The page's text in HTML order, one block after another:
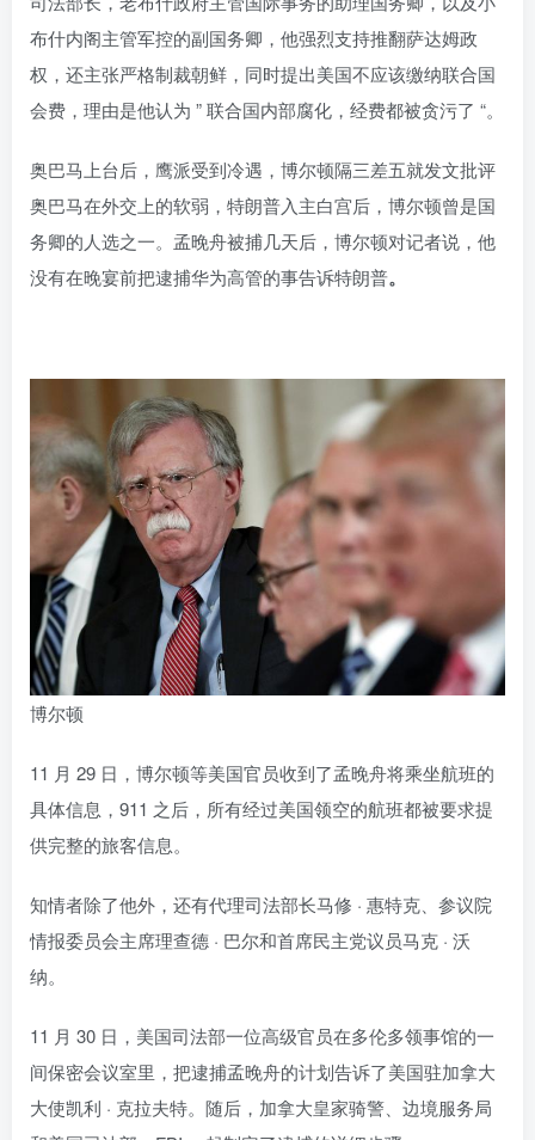
布什内阁主管军控的副国务卿，他强烈支持推翻萨达姆政
权，还主张严格制裁朝鲜，同时提出美国不应该缴纳联合国
会费，理由是他认为 ” 联合国内部腐化，经费都被贪污了 “。
奥巴马上台后，鹰派受到冷遇，博尔顿隔三差五就发文批评
奥巴马在外交上的软弱，特朗普入主白宫后，博尔顿曾是国
务卿的人选之一。孟晚舟被捕几天后，博尔顿对记者说，他
没有在晚宴前把逮捕华为高管的事告诉特朗普。
博尔顿
11 月 29 日，博尔顿等美国官员收到了孟晚舟将乘坐航班的
具体信息，911 之后，所有经过美国领空的航班都被要求提
供完整的旅客信息。
知情者除了他外，还有代理司法部长马修 · 惠特克、参议院
情报委员会主席理查德 · 巴尔和首席民主党议员马克 · 沃
纳。
11 月 30 日，美国司法部一位高级官员在多伦多领事馆的一
间保密会议室里，把逮捕孟晚舟的计划告诉了美国驻加拿大
大使凯利 · 克拉夫特。随后，加拿大皇家骑警、边境服务局